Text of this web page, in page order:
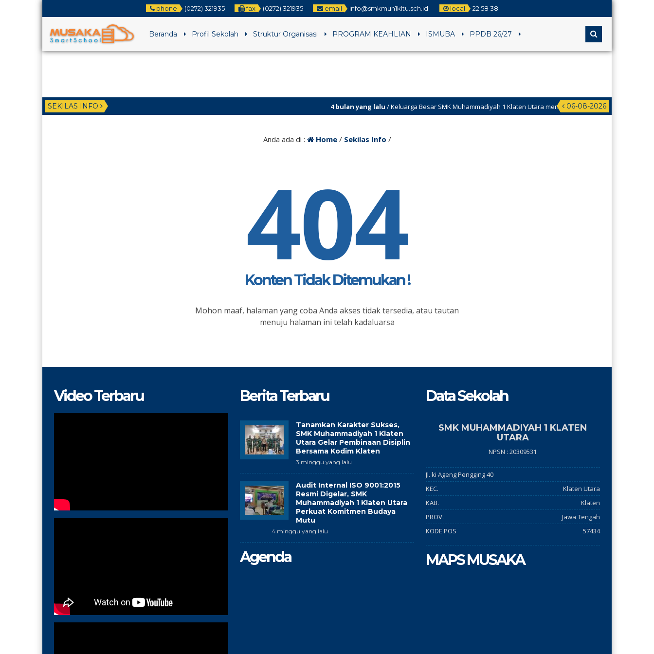
phone (0272) 321935 fax (0272) 321935 email info@smkmuh1kltu.sch.id local 22:58 39
Beranda Profil Sekolah Struktur Organisasi PROGRAM KEAHLIAN ISMUBA PPDB 26/27
SEKILAS INFO 06-08-2026
4 bulan yang lalu/ Keluarga Besar SMK Muhammadiyah 1 Klaten Utara mengucapkan Selamat Hari Raya Idul
Anda ada di : Home/ Sekilas Info /
404
Konten Tidak Ditemukan !
Mohon maaf, halaman yang coba Anda akses tidak tersedia, atau tautan
menuju halaman ini telah kadaluarsa
Video Terbaru Berita Terbaru
Tanamkan Karakter Sukses,
SMK Muhammadiyah 1 Klaten
Utara Gelar Pembinaan Disiplin
Bersama Kodim Klaten
3 minggu yang lalu
Audit Internal ISO 9001:2015
Resmi Digelar, SMK
Muhammadiyah 1 Klaten Utara
Perkuat Komitmen Budaya
Mutu
4 minggu yang lalu
Agenda
Data Sekolah
SMK MUHAMMADIYAH 1 KLATEN
UTARA
NPSN : 20309531
Jl. ki Ageng Pengging 40
KEC.
Klaten Utara
KAB.
Klaten
PROV.
Jawa Tengah
KODE POS
57434
MAPS MUSAKA